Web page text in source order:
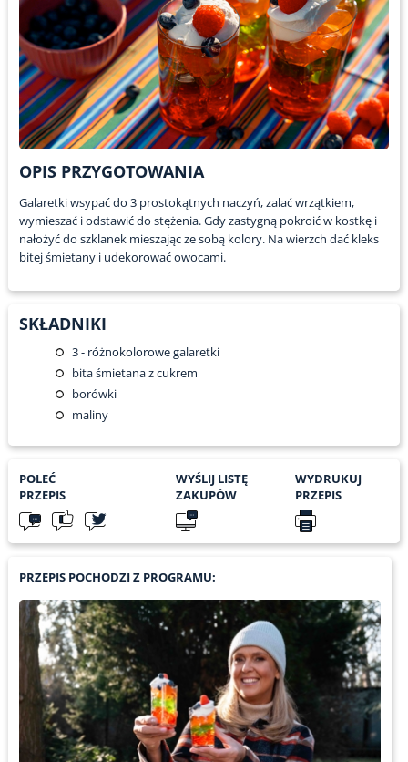
OPIS PRZYGOTOWANIA
Galaretki wsypać do 3 prostokątnych naczyń, zalać wrzątkiem,
wymieszać i odstawić do stężenia. Gdy zastygną pokroić w kostkę i
nałożyć do szklanek mieszając ze sobą kolory. Na wierzch dać kleks
bitej śmietany i udekorować owocami.
SKŁADNIKI
3- różnokolorowe galaretki
bita śmietana z cukrem
borówki
maliny
POLEĆ
PRZEPIS
WYŚLIJ LISTĘ
ZAKUPÓW
WYDRUKUJ
PRZEPIS
PRZEPIS POCHODZI Z PROGRAMU: